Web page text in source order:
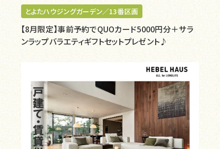
とよたハウジングガーデン／13番区画
【8月限定】事前予約でQUOカード5000円分＋サラ
ンラップバラエティギフトセットプレゼント♪